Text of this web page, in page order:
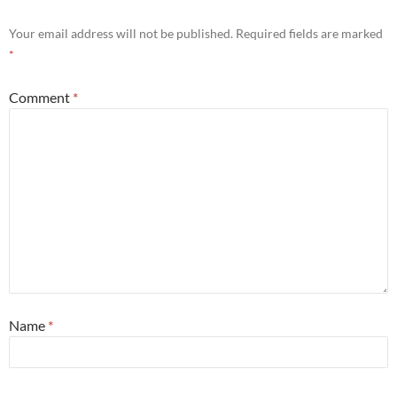
Your email address will not be published. Required fields are marked
*
Comment *
Name *